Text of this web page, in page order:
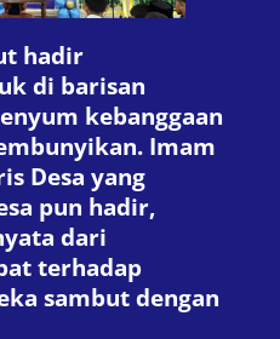
hadir
di barisan
kebanggaan
Imam
Desa yang
pun hadir,
dari
terhadap
sambut dengan